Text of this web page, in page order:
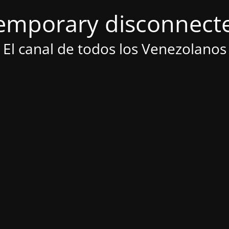
El canal de todos los Venezolanos